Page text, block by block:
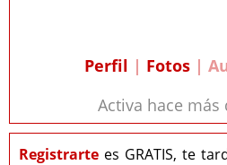
Perfil | Fotos|
Activa hace más
Registrarte es GRATIS, te